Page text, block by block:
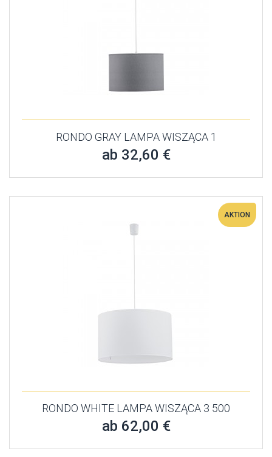
RONDO GRAY LAMPA WISZĄCA 1
ab 32,60 €
AKTION
RONDO WHITE LAMPA WISZĄCA 3 500
ab 62,00 €